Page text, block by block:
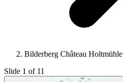
Bilderberg Château Holtmühle
Slide 1 of 11